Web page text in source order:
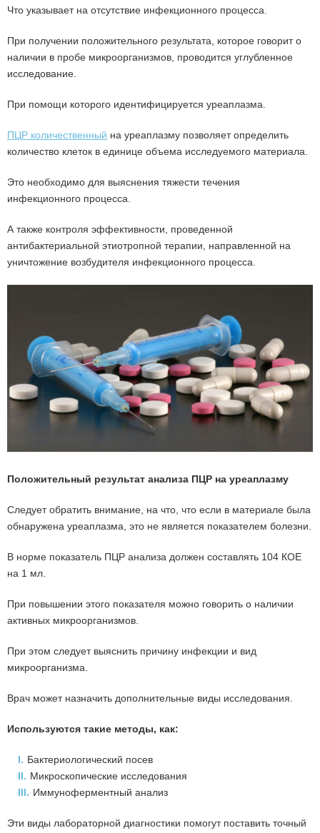
Что указывает на отсутствие инфекционного процесса.
При получении положительного результата, которое говорит о
наличии в пробе микроорганизмов, проводится углубленное
исследование.
При помощи которого идентифицируется уреаплазма.
ПЦР количественный на уреаплазму позволяет определить
количество клеток в единице объема исследуемого материала.
Это необходимо для выяснения тяжести течения
инфекционного процесса.
А также контроля эффективности, проведенной
антибактериальной этиотропной терапии, направленной на
уничтожение возбудителя инфекционного процесса.
Положительный результат анализа ПЦР на уреаплазму
Следует обратить внимание, на что, что если в материале была
обнаружена уреаплазма, это не является показателем болезни.
В норме показатель ПЦР анализа должен составлять 104 КОЕ
на 1 мл.
При повышении этого показателя можно говорить о наличии
активных микроорганизмов.
При этом следует выяснить причину инфекции и вид
микроорганизма.
Врач может назначить дополнительные виды исследования.
Используются такие методы, как:
I. Бактериологический посев
II. Микроскопические исследования
III. Иммуноферментный анализ
Эти виды лабораторной диагностики помогут поставить точный